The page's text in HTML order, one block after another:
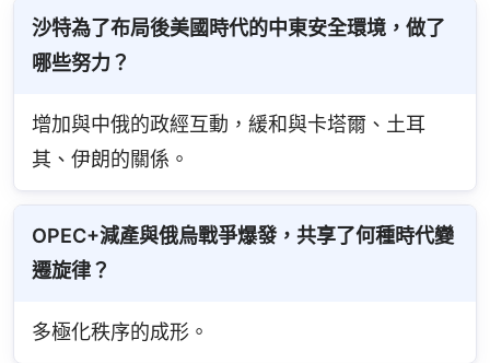
沙特為了布局後美國時代的中東安全環境，做了
哪些努力？
增加與中俄的政經互動，緩和與卡塔爾、土耳
其、伊朗的關係。
OPEC+減產與俄烏戰爭爆發，共享了何種時代變
遷旋律？
多極化秩序的成形。